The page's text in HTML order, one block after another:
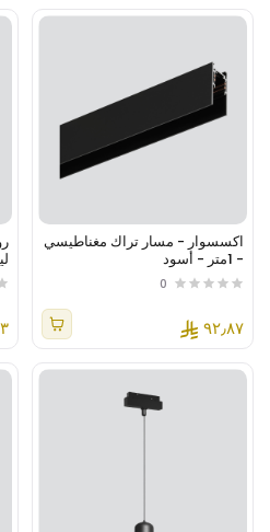
اكسسوار - مسار تراك مغناطيسي
- 1متر - أسود
0
٩٢٫٨٧
ليد